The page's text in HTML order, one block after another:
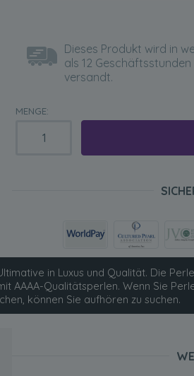
Dieses Produkt wird in
als 12 Geschäftsstunden
versandt.
MENGE:
in Luxus und Qualität. Die
AAAA-Qualitätsperlen. Wenn Sie
können Sie aufhören zu suchen.